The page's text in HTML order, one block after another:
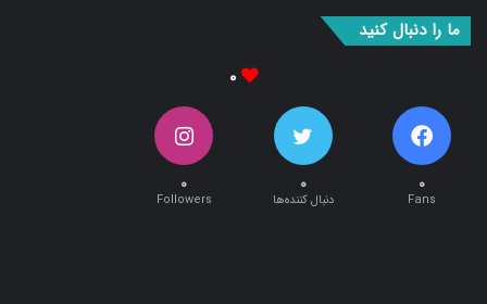
بوک
ما را دنبال کنید
۰ ۰ ۰